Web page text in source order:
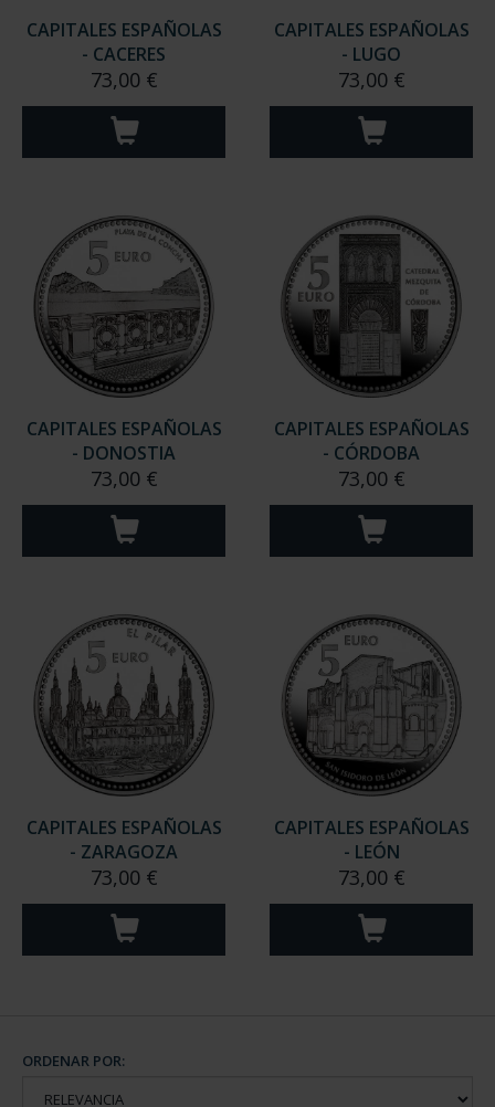
CAPITALES ESPAÑOLAS
- CACERES
73,00 €
CAPITALES ESPAÑOLAS
- LUGO
73,00 €
CAPITALES ESPAÑOLAS
- DONOSTIA
73,00 €
CAPITALES ESPAÑOLAS
- CÓRDOBA
73,00 €
CAPITALES ESPAÑOLAS
- ZARAGOZA
73,00 €
CAPITALES ESPAÑOLAS
- LEÓN
73,00 €
ORDENAR POR: